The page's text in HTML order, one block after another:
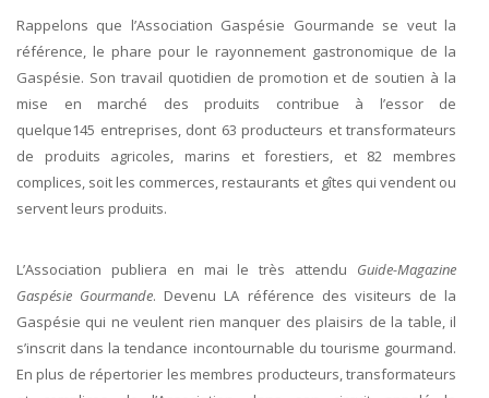
Rappelons que l’Association Gaspésie Gourmande se veut la
référence, le phare pour le rayonnement gastronomique de la
Gaspésie. Son travail quotidien de promotion et de soutien à la
mise en marché des produits contribue à l’essor de
quelque145 entreprises, dont 63 producteurs et transformateurs
de produits agricoles, marins et forestiers, et 82 membres
complices, soit les commerces, restaurants et gîtes qui vendent ou
servent leurs produits.
L’Association publiera en mai le très attendu Guide-Magazine
Gaspésie Gourmande. Devenu LA référence des visiteurs de la
Gaspésie qui ne veulent rien manquer des plaisirs de la table, il
s’inscrit dans la tendance incontournable du tourisme gourmand.
En plus de répertorier les membres producteurs, transformateurs